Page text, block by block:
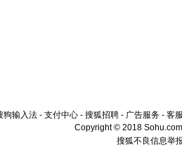
狗输入法 - 支付中心 - 搜狐招聘 - 广告服务 - 客
Copyright © 2018
搜狐不良信息举